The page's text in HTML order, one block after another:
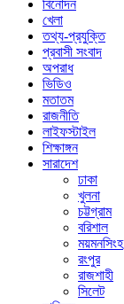
বিনোদন
খেলা
তথ্য-প্রযুক্তি
প্রবাসী সংবাদ
অপরাধ
ভিডিও
মতাতম
রাজনীতি
লাইফস্টাইল
শিক্ষাঙ্গন
সারাদেশ
ঢাকা
খুলনা
চট্টগ্রাম
বরিশাল
ময়মনসিংহ
রংপুর
রাজশাহী
সিলেট